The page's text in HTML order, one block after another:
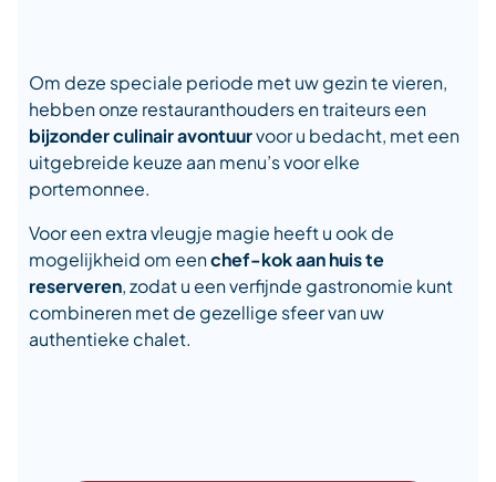
Om deze speciale periode met uw gezin te vieren,
hebben onze restauranthouders en traiteurs een
bijzonder culinair avontuurvoor u bedacht, met een
uitgebreide keuze aan menu’s voor elke
portemonnee.
Voor een extra vleugje magie heeft u ook de
mogelijkheid om eenchef-kok aan huis te
reserveren, zodat u een verfijnde gastronomie kunt
combineren met de gezellige sfeer van uw
authentieke chalet.